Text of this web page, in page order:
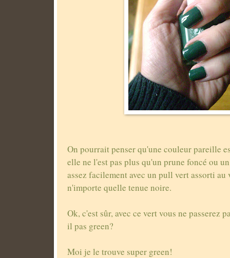
On pourrait penser qu'une couleur pareille
elle ne l'est pas plus qu'un prune foncé ou
assez facilement avec un pull vert assorti au
n'importe quelle tenue noire.
Ok, c'est sûr, avec ce vert vous ne passerez
il pas green?
Moi je le trouve super green!